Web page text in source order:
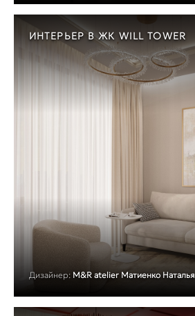
ИНТЕРЬЕР В ЖК WILL TOWER
Дизайнер: M&R atelier Матиенко Наталья